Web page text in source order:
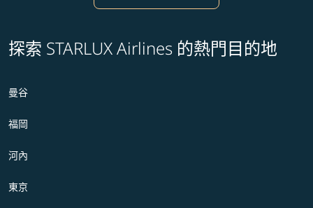
探索 STARLUX Airlines 的熱門目的地
曼谷
福岡
河內
東京